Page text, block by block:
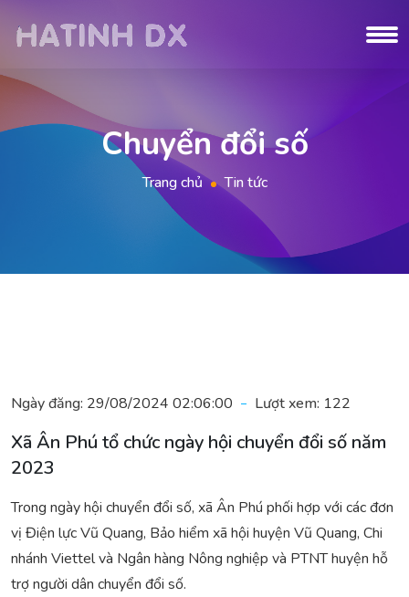
Chuyển đổi số
Trang chủ Tin tức
Ngày đăng: 29/08/2024 02:06:00 Lượt xem: 122
Xã Ân Phú tổ chức ngày hội chuyển đổi số năm
2023
Trong ngày hội chuyển đổi số, xã Ân Phú phối hợp với các đơn
vị Điện lực Vũ Quang, Bảo hiểm xã hội huyện Vũ Quang, Chi
nhánh Viettel và Ngân hàng Nông nghiệp và PTNT huyện hỗ
trợ người dân chuyển đổi số.